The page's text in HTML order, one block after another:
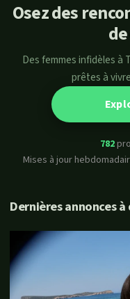
Osez des
Des femmes infidèles
prêtes à
782
Mises à jour
Dernières annonces